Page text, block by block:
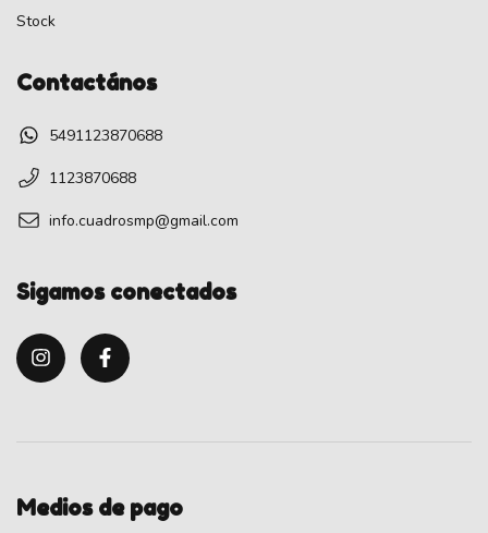
Stock
Contactános
5491123870688
1123870688
info.cuadrosmp@gmail.com
Sigamos conectados
Medios de pago